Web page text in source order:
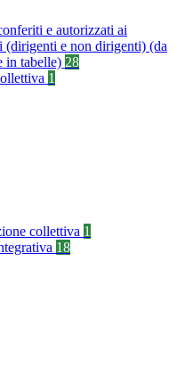
e autorizzati ai
(dirigenti e non dirigenti) (da
in tabelle) 28
1
collettiva 1
18